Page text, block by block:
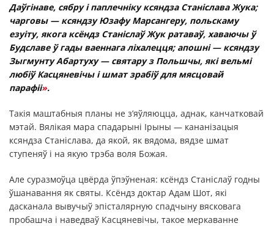
Даўгінаве, сябру і паплечніку ксяндза Станіслава Жука;
чарговы — ксяндзу Юзафу Марсангеру, польскаму
езуіту, якога ксёндз Станіслаў Жук ратаваў, хаваючы ў
Будславе ў гады ваеннага ліхалецця; апошні — ксяндзу
Зыгмунту Абартуху — святару з Польшчы, які вельмі
любіў Касцяневічы і шмат зрабіў для мясцовай
парафіі».
Такія маштабныя планы не з’яўляюцца, аднак, канчатковай
мэтай. Вялікая мара спадарыні Ірыны — кананізацыя
ксяндза Станіслава, да якой, як вядома, вядзе шмат
ступеняў і на якую трэба воля Божая.
Але суразмоўца цвёрда ўпэўненая: ксёндз Станіслаў годны
ўшанавання як святы. Ксёндз доктар Адам Шот, які
дасканала вывучыў эпісталярную спадчыну вясковага
пробашча і наведваў Касцяневічы, такое меркаванне